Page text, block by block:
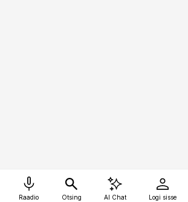
Raadio Otsing AI Chat Logi sisse